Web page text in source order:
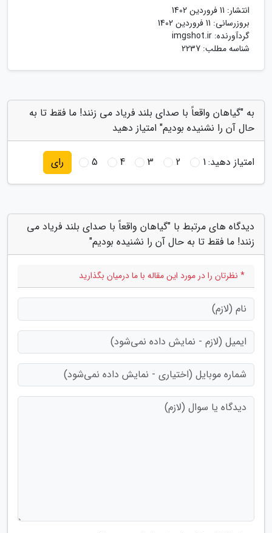
انتشار: 11 فروردین 1402
بروزرسانی: 11 فروردین 1402
گردآورنده: imgshot.ir
شناسه مطلب: 2237
به "گیاهان واقعاً با صدای بلند فریاد می زنند! ما فقط تا به
حال آن را نشنیده بودیم" امتیاز دهید
امتیاز دهید:1
2
3
4
5 رای
دیدگاه های مرتبط با "گیاهان واقعاً با صدای بلند فریاد می
زنند! ما فقط تا به حال آن را نشنیده بودیم"
* نظرتان را در مورد این مقاله با ما درمیان بگذارید